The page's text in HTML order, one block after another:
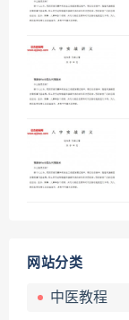
网站分类
中医教程